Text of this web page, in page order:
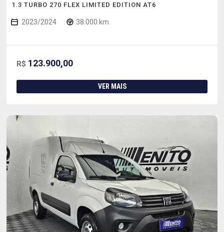
1.3 TURBO 270 FLEX LIMITED EDITION AT6
2023/2024 38.000 km
R$ 123.900,00
VER MAIS